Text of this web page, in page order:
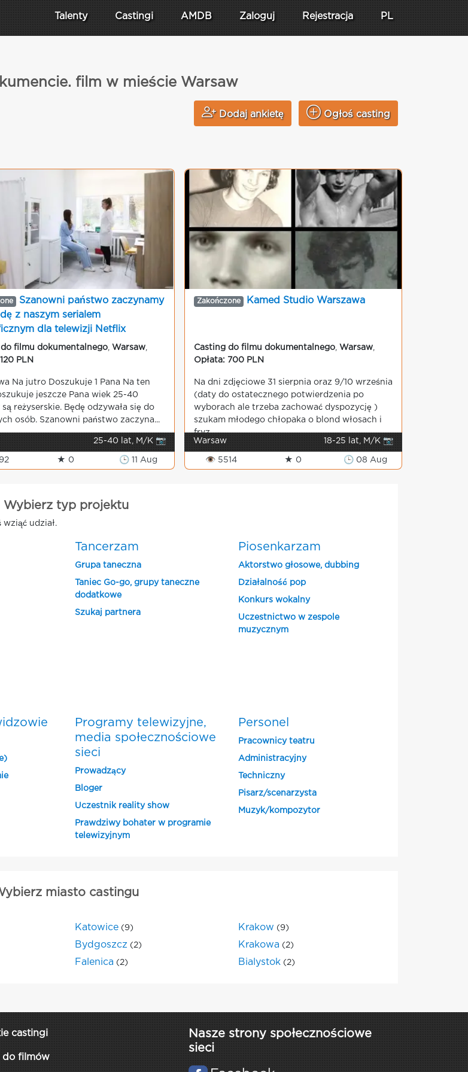
Talenty Castingi AMDB Zaloguj Rejestracja PL
film w mieście Warsaw
Dodaj ankietę Ogłoś casting
Szanowni państwo zaczynamy
z naszym serialem
dla telewizji Netflix
do filmu dokumentalnego Warsaw
PLN
Na jutro Doszukuje 1 Pana Na ten
jeszcze Pana wiek 25-40
reżyserskie. Będę odzywała się do
osób. Szanowni państwo zaczyna...
25-40 lat, M/K 📷
★ 0 🕒 11 Aug
Zakończone Kamed Studio Warszawa
Casting do filmu dokumentalnego Warsaw
Opłata: 700 PLN
Na dni zdjęciowe 31 sierpnia oraz 9/10 września
(daty do ostatecznego potwierdzenia po
wyborach ale trzeba zachować dyspozycję )
szukam młodego chłopaka o blond włosach i
fryz...
Warsaw
18-25 lat, M/K 📷
👁 5514 ★ 0 🕒 08 Aug
Wybierz typ projektu
udział.
Tancerzam
Grupa taneczna
Taniec Go-go, grupy taneczne
dodatkowe
Szukaj partnera
Piosenkarzam
Aktorstwo głosowe, dubbing
Działalność pop
Konkurs wokalny
Uczestnictwo w zespole
muzycznym
Programy telewizyjne,
media społecznościowe
sieci
Prowadzący
Bloger
Uczestnik reality show
Prawdziwy bohater w programie
telewizyjnym
Personel
Pracownicy teatru
Administracyjny
Techniczny
Pisarz/scenarzysta
Muzyk/kompozytor
miasto castingu
Katowice (9) Krakow (9)
Bydgoszcz (2) Krakowa (2)
Falenica (2) Bialystok (2)
castingi
do filmów
Nasze strony społecznościowe
sieci